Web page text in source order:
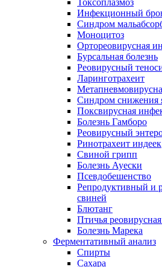
Токсоплазмоз
Инфекционный
Синдром
Моноцитоз
Ортореовирусная
Бурсальная болезнь
Реовирусный
Ларинготрахеит
Синдром снижения
Поксвирусная
Болезнь Гамборо
Реовирусный
Ринотрахеит индеек
Свиной грипп
Болезнь Ауески
Псевдобешенство
Репродуктивный и
свиней
Блютанг
Птичья
Болезнь Марека
Ферментативный анализ
Спирты
Сахара